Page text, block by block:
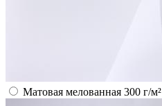
Матовая мелованная 300 г/м²